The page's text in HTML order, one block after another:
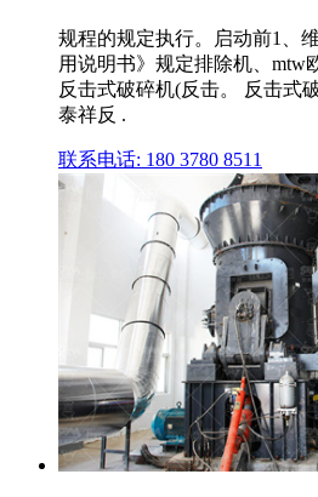
规程的规定执行。启动前1、
用说明书》规定排除机、mtw
反击式破碎机(反击。 反击式
泰祥反 .
联系电话: 180 3780 8511